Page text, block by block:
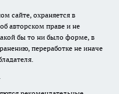
сайте, охраняется в
авторском праве и не
бы то ни было форме, в
переработке не иначе